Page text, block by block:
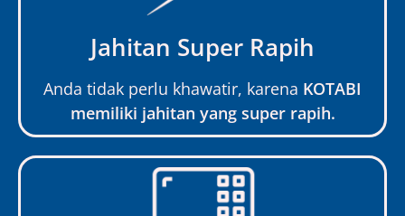
Jahitan Super Rapih
Anda tidak perlu khawatir, karena KOTABI
memiliki jahitan yang super rapih.